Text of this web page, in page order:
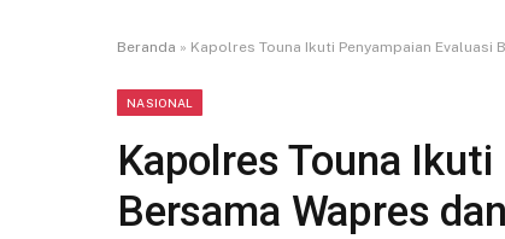
Beranda » Kapolres Touna Ikuti Penyampaian Evaluasi
NASIONAL
Kapolres Touna
Bersama Wapres